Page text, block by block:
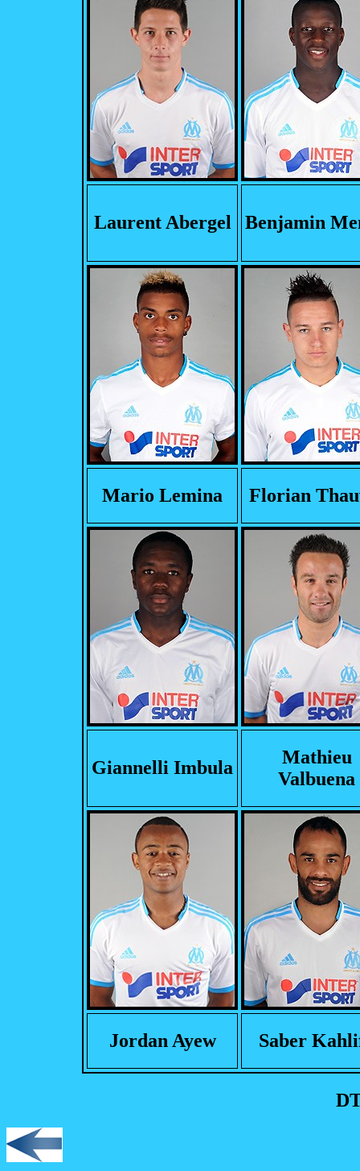
Laurent Abergel Benjamin
Mario Lemina Florian
Giannelli Imbula
Mathieu
Valbuena
Jordan Ayew Saber